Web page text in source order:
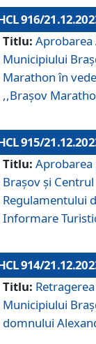
916/
Titlu: Aprobarea
Municipiului
Marathon în
,,Brașov
915/
Titlu:
Brașov și
Regulamentului
Informare
914/
Titlu:
Municipiului
domnului